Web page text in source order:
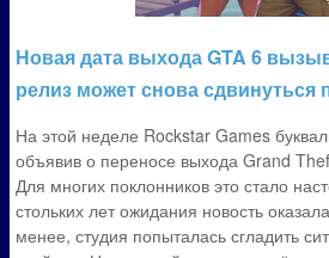
Новая дата выхода GTA 6
релиз может снова сдвинуться
На этой неделе Rockstar Games
объявив о переносе выхода Grand
Для многих поклонников это стало
стольких лет ожидания новость
менее, студия попыталась сгладить